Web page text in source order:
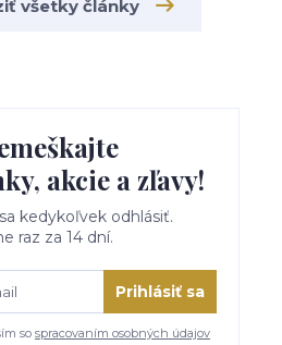
všetky články
akcie a zľavy!
kedykoľvek odhlásiť.
raz za 14 dní.
Prihlásiť sa
so spracovaním osobných údajov